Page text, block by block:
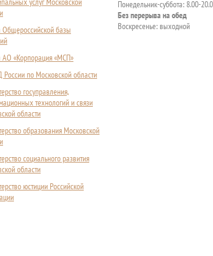
Общероссийской базы
АО «Корпорация «МСП»
по Московской области
госуправления,
технологий и связи
области
образования Московской
социального развития
области
юстиции Российской
Понедельник-суббота: 8.00-
Без перерыва на обед
Воскресенье: выходной
выплаты или пособия?